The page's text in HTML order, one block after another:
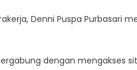
Denni Puspa Purbasari
dengan mengakses